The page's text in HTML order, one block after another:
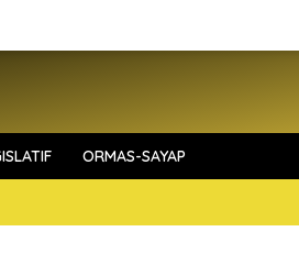
ORMAS-SAYAP